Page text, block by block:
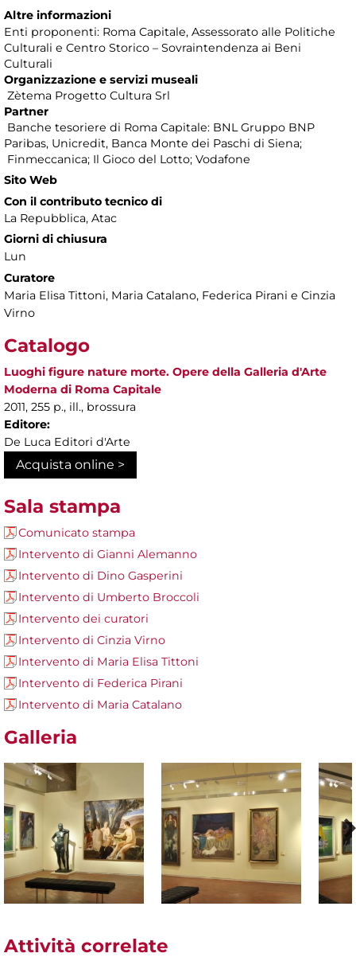
Altre informazioni
Enti proponenti: Roma Capitale, Assessorato alle Politiche
Culturali e Centro Storico – Sovraintendenza ai Beni
Culturali
Organizzazione e servizi museali
Zètema Progetto Cultura Srl
Partner
Banche tesoriere di Roma Capitale: BNL Gruppo BNP
Paribas, Unicredit, Banca Monte dei Paschi di Siena;
Finmeccanica; Il Gioco del Lotto; Vodafone
Sito Web
Con il contributo tecnico di
La Repubblica, Atac
Giorni di chiusura
Lun
Curatore
Maria Elisa Tittoni, Maria Catalano, Federica Pirani e Cinzia
Virno
Catalogo
Luoghi figure nature morte. Opere della Galleria d'Arte
Moderna di Roma Capitale
2011, 255 p., ill., brossura
Editore:
De Luca Editori d'Arte
Acquista online >
Sala stampa
Comunicato stampa
Intervento di Gianni Alemanno
Intervento di Dino Gasperini
Intervento di Umberto Broccoli
Intervento dei curatori
Intervento di Cinzia Virno
Intervento di Maria Elisa Tittoni
Intervento di Federica Pirani
Intervento di Maria Catalano
Galleria
Attività correlate